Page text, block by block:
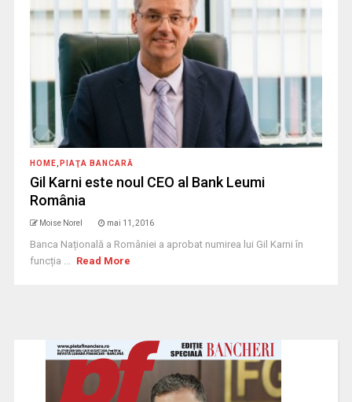
HOME PIAŢA BANCARĂ
Gil Karni este noul CEO al Bank Leumi
România
Moise Norel mai 11, 2016
Banca Națională a României a aprobat numirea lui Gil Karni în
funcția ... Read More